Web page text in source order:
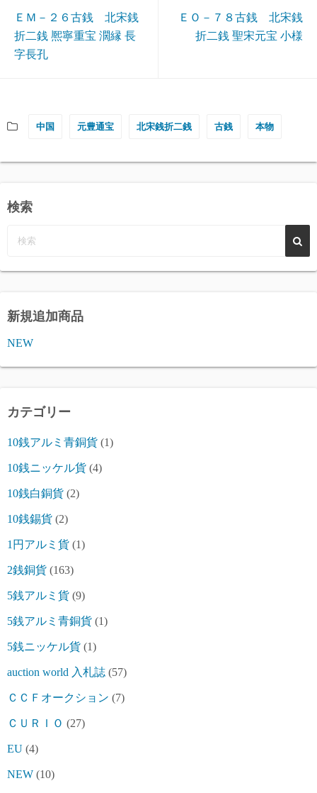
ＥＭ－２６古銭 北宋銭
折二銭 熈寧重宝 濶縁 長
字長孔
ＥＯ－７８古銭 北宋銭
折二銭 聖宋元宝 小様
中国 元豊通宝 北宋銭折二銭 古銭 本物
検索
新規追加商品
NEW
カテゴリー
10銭アルミ青銅貨 (1)
10銭ニッケル貨 (4)
10銭白銅貨 (2)
10銭錫貨 (2)
1円アルミ貨 (1)
2銭銅貨 (163)
5銭アルミ貨 (9)
5銭アルミ青銅貨 (1)
5銭ニッケル貨 (1)
auction world 入札誌 (57)
ＣＣＦオークション (7)
ＣＵＲＩＯ (27)
EU (4)
NEW (10)